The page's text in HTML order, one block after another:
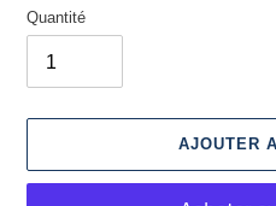
Quantité
AJOUTER